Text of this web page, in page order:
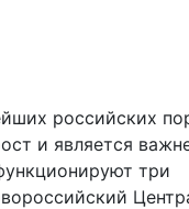
российских
и является
три